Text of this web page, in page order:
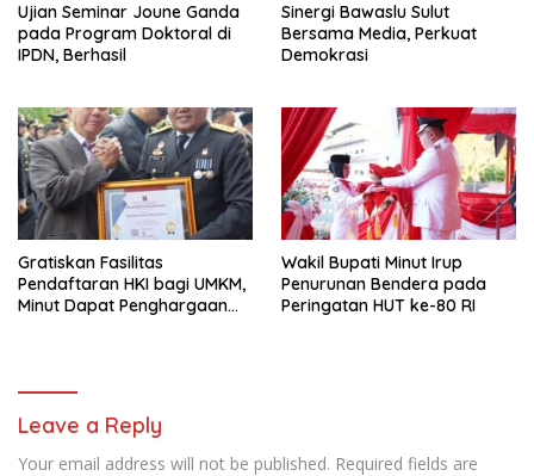
Ujian Seminar Joune Ganda
pada Program Doktoral di
IPDN, Berhasil
Sinergi Bawaslu Sulut
Bersama Media, Perkuat
Demokrasi
Gratiskan Fasilitas
Pendaftaran HKI bagi UMKM,
Minut Dapat Penghargaan
Wakil Bupati Minut Irup
Penurunan Bendera pada
Peringatan HUT ke-80 RI
Leave a Reply
Your email address will not be published. Required fields are